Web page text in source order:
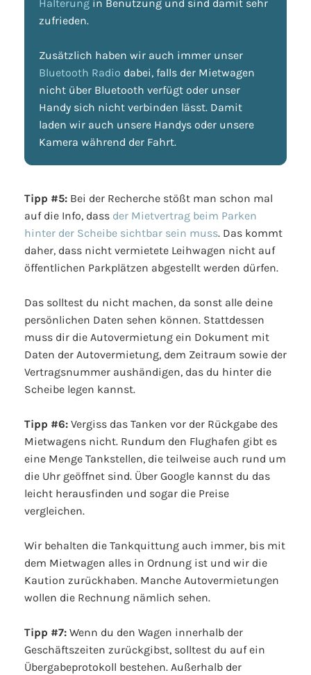
Halterung in Benutzung und sind damit sehr
zufrieden.
Zusätzlich haben wir auch immer unser
Bluetooth Radio dabei, falls der Mietwagen
nicht über Bluetooth verfügt oder unser
Handy sich nicht verbinden lässt. Damit
laden wir auch unsere Handys oder unsere
Kamera während der Fahrt.
Tipp #5: Bei der Recherche stößt man schon mal
auf die Info, dass der Mietvertrag beim Parken
hinter der Scheibe sichtbar sein muss. Das kommt
daher, dass nicht vermietete Leihwagen nicht auf
öffentlichen Parkplätzen abgestellt werden dürfen.
Das solltest du nicht machen, da sonst alle deine
persönlichen Daten sehen können. Stattdessen
muss dir die Autovermietung ein Dokument mit
Daten der Autovermietung, dem Zeitraum sowie der
Vertragsnummer aushändigen, das du hinter die
Scheibe legen kannst.
Tipp #6: Vergiss das Tanken vor der Rückgabe des
Mietwagens nicht. Rundum den Flughafen gibt es
eine Menge Tankstellen, die teilweise auch rund um
die Uhr geöffnet sind. Über Google kannst du das
leicht herausfinden und sogar die Preise
vergleichen.
Wir behalten die Tankquittung auch immer, bis mit
dem Mietwagen alles in Ordnung ist und wir die
Kaution zurückhaben. Manche Autovermietungen
wollen die Rechnung nämlich sehen.
Tipp #7: Wenn du den Wagen innerhalb der
Geschäftszeiten zurückgibst, solltest du auf ein
Übergabeprotokoll bestehen. Außerhalb der